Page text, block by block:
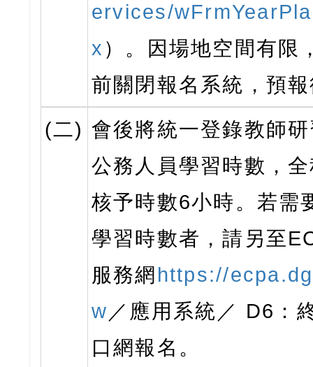
ervices/
x ）。因場地空間有限
前關閉報名系統，預
(二) 會後將統一登錄教師
公務人員學習時數，
核予時數6小時。若需
學習時數者，請另至
服務網 https://
w ／應用系統／ D6：
口網報名。